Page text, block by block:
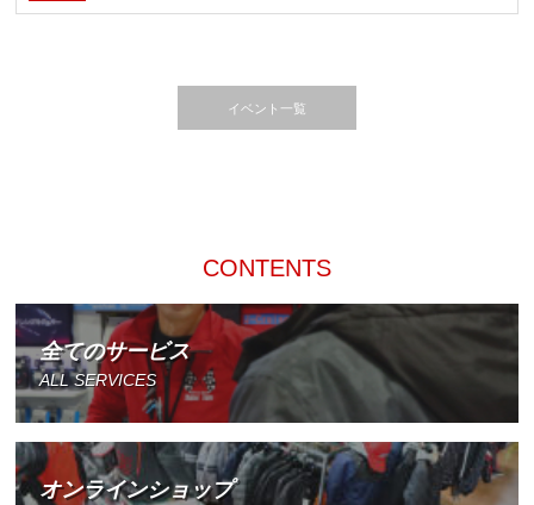
イベント一覧
CONTENTS
全てのサービス
ALL SERVICES
オンラインショップ